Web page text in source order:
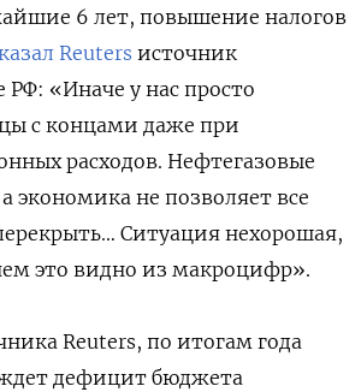
6 лет, повышение налогов
Reuters источник
РФ: «Иначе у нас просто
с концами даже при
расходов. Нефтегазовые
экономика не позволяет все
Ситуация нехорошая,
это видно из макроцифр».
Reuters, по итогам года
дефицит бюджета